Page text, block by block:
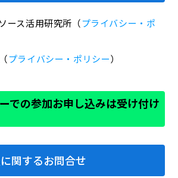
ース活用研究所（プライバシー・ポ
プライバシー・ポリシー）
での参加お申し込みは受け付け
関するお問合せ